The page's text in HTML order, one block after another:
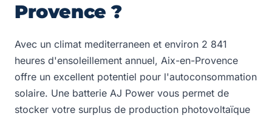
Provence ?
Avec un climat mediterraneen et environ 2 841
heures d'ensoleillement annuel, Aix-en-Provence
offre un excellent potentiel pour l'autoconsommation
solaire. Une batterie AJ Power vous permet de
stocker votre surplus de production photovoltaïque